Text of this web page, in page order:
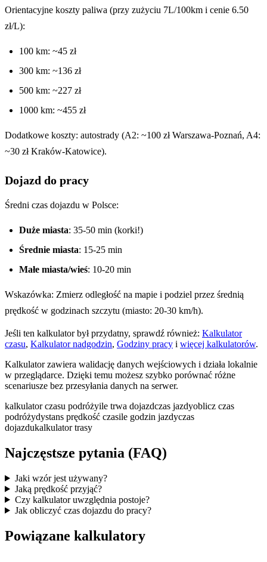
Orientacyjne koszty paliwa (przy zużyciu 7L/100km i cenie 6.50
zł/L):
100 km: ~45 zł
300 km: ~136 zł
500 km: ~227 zł
1000 km: ~455 zł
Dodatkowe koszty: autostrady (A2: ~100 zł Warszawa-Poznań, A4:
~30 zł Kraków-Katowice).
Dojazd do pracy
Średni czas dojazdu w Polsce:
Duże miasta: 35-50 min (korki!)
Średnie miasta: 15-25 min
Małe miasta/wieś: 10-20 min
Wskazówka: Zmierz odległość na mapie i podziel przez średnią
prędkość w godzinach szczytu (miasto: 20-30 km/h).
Jeśli ten kalkulator był przydatny, sprawdź również: Kalkulator
czasu, Kalkulator nadgodzin, Godziny pracy i więcej kalkulatorów.
Kalkulator zawiera walidację danych wejściowych i działa lokalnie
w przeglądarce. Dzięki temu możesz szybko porównać różne
scenariusze bez przesyłania danych na serwer.
kalkulator czasu podróżyile trwa dojazdczas jazdyoblicz czas
podróżydystans prędkość czasile godzin jazdyczas
dojazdukalkulator trasy
Najczęstsze pytania (FAQ)
Jaki wzór jest używany?
Jaką prędkość przyjąć?
Czy kalkulator uwzględnia postoje?
Jak obliczyć czas dojazdu do pracy?
Powiązane kalkulatory